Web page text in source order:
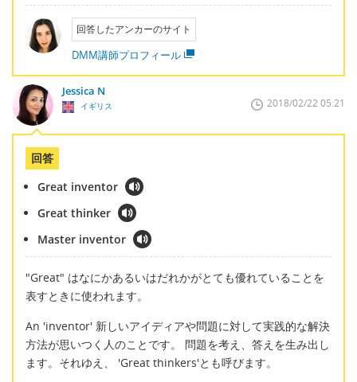
回答したアンカーのサイト
DMM講師プロフィール
Jessica N
イギリス 2018/02/22 05:21
回答
Great inventor
Great thinker
Master inventor
"Great" はなにかあるいはだれかがとても優れていることを
表すときに使われます。
An 'inventor' 新しいアイディアや問題に対して実践的な解決
方法が思いつく人のことです。 問題を考え、答えを生み出し
ます。それゆえ、 'Great thinkers'とも呼びます。